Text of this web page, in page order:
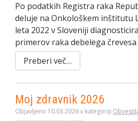
Po podatkih Registra raka
deluje na Onkološkem inštitutu
leta 2022 v Sloveniji
primerov raka debelega
Preberi več…
Moj zdravnik 2026
Objavljeno 10.03.2026 v kategoriji